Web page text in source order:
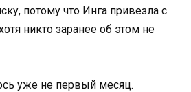
потому что Инга привезла с
никто заранее об этом не
уже не первый месяц.